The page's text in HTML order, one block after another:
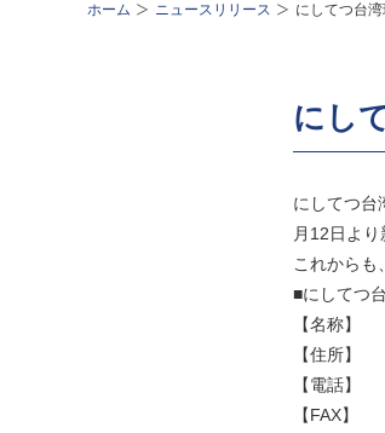
ホーム ニュースリリース にしてつ台
にし
にしてつ台
月12日よ
これからも
■にしてつ
【名称】
【住所】
【電話】
【FAX】